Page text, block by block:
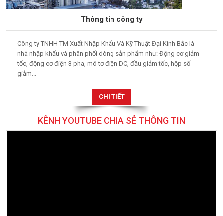
Thông tin công ty
Công ty TNHH TM Xuất Nhập Khẩu Và Kỹ Thuật Đại Kinh Bắc là
nhà nhập khẩu và phân phối dòng sản phẩm như: Động cơ giảm
tốc, động cơ điện 3 pha, mô tơ điện DC, đầu giảm tốc, hộp số
giảm...
CHI TIẾT
KÊNH YOUTUBE CHIA SẺ THÔNG TIN